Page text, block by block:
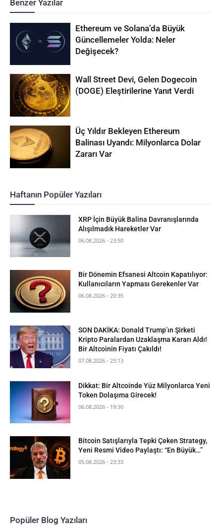
Benzer Yazılar
Ethereum ve Solana’da Büyük
Güncellemeler Yolda: Neler
Değişecek?
Wall Street Devi, Gelen Dogecoin
(DOGE) Eleştirilerine Yanıt Verdi
Üç Yıldır Bekleyen Ethereum
Balinası Uyandı: Milyonlarca Dolar
Zararı Var
Haftanın Popüler Yazıları
XRP İçin Büyük Balina Davranışlarında
Alışılmadık Hareketler Var
06.08.2026 - 23:50
Bir Dönemin Efsanesi Altcoin Kapatılıyor:
Kullanıcıların Yapması Gerekenler Var
06.08.2026 - 20:35
SON DAKİKA: Donald Trump’ın Şirketi
Kripto Paralardan Uzaklaşma Kararı Aldı!
Bir Altcoinin Fiyatı Çakıldı!
07.08.2026 - 23:13
Dikkat: Bir Altcoinde Yüz Milyonlarca Yeni
Token Dolaşıma Girecek!
06.08.2026 - 19:30
Bitcoin Satışlarıyla Tepki Çeken Strategy,
Yeni Resmi Video Paylaştı: “En Büyük…”
05.08.2026 - 23:33
Popüler Blog Yazıları